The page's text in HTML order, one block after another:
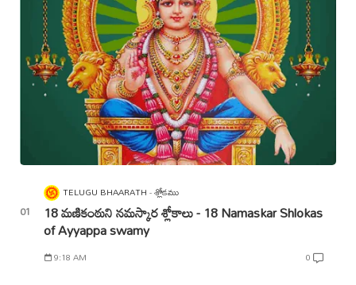
TELUGU BHAARATH శ్లోకము
18 మణికంఠుని నమస్కార శ్లోకాలు - 18 Namaskar Shlokas
of Ayyappa swamy
9:18 AM 0